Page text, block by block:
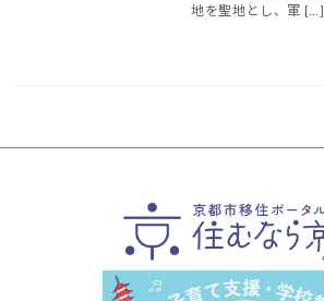
地を聖地とし、軍 […]